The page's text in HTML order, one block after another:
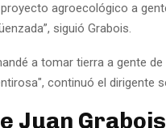
agroecológico a
siguió Grabois.
a tomar tierra a gente de
continuó el dirigente
Juan